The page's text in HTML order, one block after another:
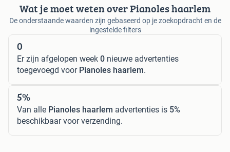
Wat je moet weten over Pianoles haarlem
De onderstaande waarden zijn gebaseerd op je zoekopdracht en de
ingestelde filters
0
Er zijn afgelopen week 0 nieuwe advertenties
toegevoegd voor Pianoles haarlem.
5%
Van alle Pianoles haarlem advertenties is 5%
beschikbaar voor verzending.